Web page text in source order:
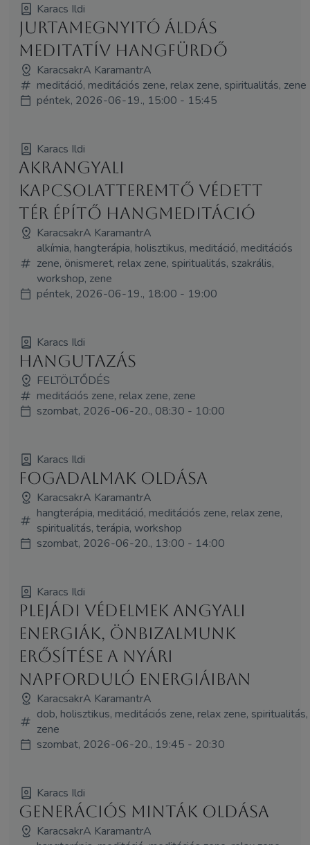
Karacs Ildi
Jurtamegnyitó áldás
meditatív hangfürdő
KaracsakrA KaramantrA
meditáció, meditációs zene, relax zene, spiritualitás, zene
péntek, 2026-06-19., 15:00 - 15:45
Karacs Ildi
Akrangyali
kapcsolatteremtő védett
tér építő hangmeditáció
KaracsakrA KaramantrA
alkímia, hangterápia, holisztikus, meditáció, meditációs
zene, önismeret, relax zene, spiritualitás, szakrális,
workshop, zene
péntek, 2026-06-19., 18:00 - 19:00
Karacs Ildi
Hangutazás
FELTÖLTŐDÉS
meditációs zene, relax zene, zene
szombat, 2026-06-20., 08:30 - 10:00
Karacs Ildi
Fogadalmak oldása
KaracsakrA KaramantrA
hangterápia, meditáció, meditációs zene, relax zene,
spiritualitás, terápia, workshop
szombat, 2026-06-20., 13:00 - 14:00
Karacs Ildi
Plejádi védelmek angyali
energiák, önbizalmunk
erősítése a nyári
napforduló energiáiban
KaracsakrA KaramantrA
dob, holisztikus, meditációs zene, relax zene, spiritualitás,
zene
szombat, 2026-06-20., 19:45 - 20:30
Karacs Ildi
Generációs minták oldása
KaracsakrA KaramantrA